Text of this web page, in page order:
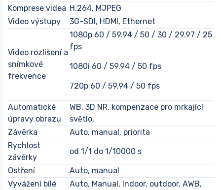
Komprese videa H.264, MJPEG
Video výstupy
3G-SDI, HDMI, Ethernet
Video rozlišení a
snímkové
frekvence
1080p 60 / 59.94 / 50 / 30 / 29.97 / 25
fps
1080i 60 / 59.94 / 50 fps
720p 60 / 59.94 / 50 fps
Automatické
úpravy obrazu
WB, 3D NR, kompenzace pro mrkající
světlo,
Závěrka
Auto, manual, priorita
Rychlost
závěrky
od 1/1 do 1/10000 s
Ostření
Auto, manual
Vyvážení bílé
Auto, Manual, Indoor, outdoor, AWB,